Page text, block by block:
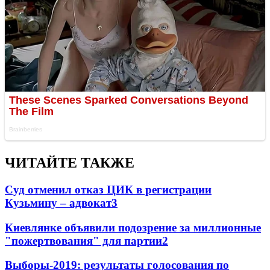
ЧИТАЙТЕ ТАКЖЕ
Суд отменил отказ ЦИК в регистрации
Кузьмину – адвокат3
Киевлянке объявили подозрение за миллионные
"пожертвования" для партии2
Выборы-2019: результаты голосования по